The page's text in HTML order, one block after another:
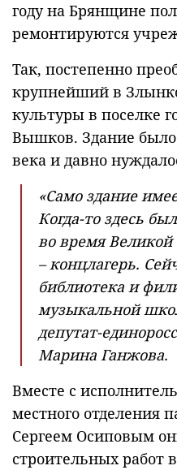
году на Брянщине
ремонтируются
Так, постепенно
крупнейший в
культуры в поселке
Вышков. Здание было
века и давно
«Само здание
Когда-то здесь
во время
– концлагерь.
библиотека и
музыкальной
депутат-
Марина Ганжова.
Вместе с
местного отделения
Сергеем Осиповым
строительных работ